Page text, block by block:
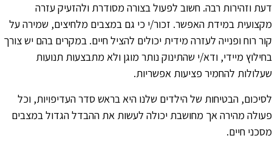
וזהירות רבה. חשוב לפעול בצורה מסודרת ולהזעיק עזרה
במידת האפשר. זכור/י כי גם במצבים מלחיצים, שמירה על
רוח ופנייה לעזרה מידית יכולים להציל חיים. במקרים בהם יש צורך
מיידי, ודא/י שהתינוק נותר מוגן ולא מתבצעות תנועות
להחמיר פציעות אפשריות.
הבטיחות של הילדים שלנו היא בראש סדר העדיפויות, וכל
מהירה אך מחושבת יכולה לעשות את ההבדל הגדול במצבים
חיים.